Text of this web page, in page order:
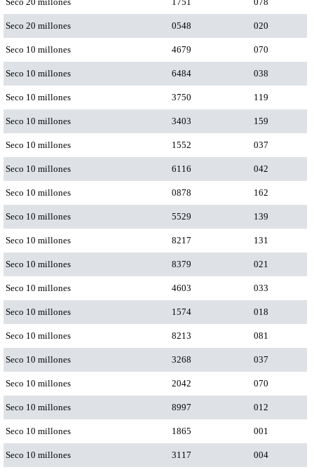
Seco 20 millones 0548 020
Seco 10 millones 4679 070
Seco 10 millones 6484 038
Seco 10 millones 3750 119
Seco 10 millones 3403 159
Seco 10 millones 1552 037
Seco 10 millones 6116 042
Seco 10 millones 0878 162
Seco 10 millones 5529 139
Seco 10 millones 8217 131
Seco 10 millones 8379 021
Seco 10 millones 4603 033
Seco 10 millones 1574 018
Seco 10 millones 8213 081
Seco 10 millones 3268 037
Seco 10 millones 2042 070
Seco 10 millones 8997 012
Seco 10 millones 1865 001
Seco 10 millones 3117 004